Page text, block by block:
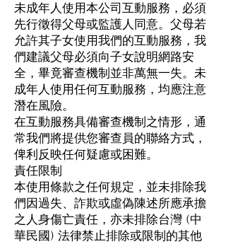
未成年人使用本公司互動服務，必須
先行徵得父母或監護人同意。父母若
允許其子女使用我們的互動服務，我
們建議父母必須向子女說明網路安
全，畢竟審查機制並非萬無一失。未
成年人使用任何互動服務，均應注意
潛在風險。
在互動服務具備審查機制之情形，通
常我們將提供您審查員的聯絡方式，
俾利反映任何疑慮或困難。
責任限制
本使用條款之任何規定，並未排除我
們因過失、詐欺或虛偽陳述所應承擔
之人身傷亡責任，亦未排除台灣 (中
華民國) 法律禁止排除或限制的其他